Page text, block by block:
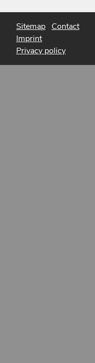
Sitemap Contact
Imprint
Privacy policy